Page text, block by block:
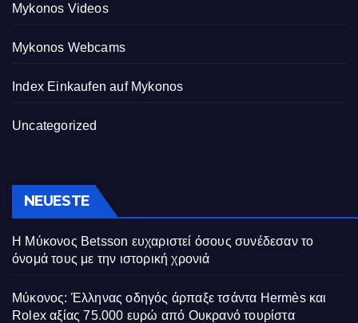
Mykonos Videos
Mykonos Webcams
Index Einkaufen auf Mykonos
Uncategorized
NEUESTE
Η Μύκονος Betsson ευχαριστεί όσους συνέδεσαν το
όνομά τους με την ιστορική χρονιά
Μύκονος: Έλληνας οδηγός άρπαξε τσάντα Hermès και
Rolex αξίας 75.000 ευρώ από Ουκρανό τουρίστα